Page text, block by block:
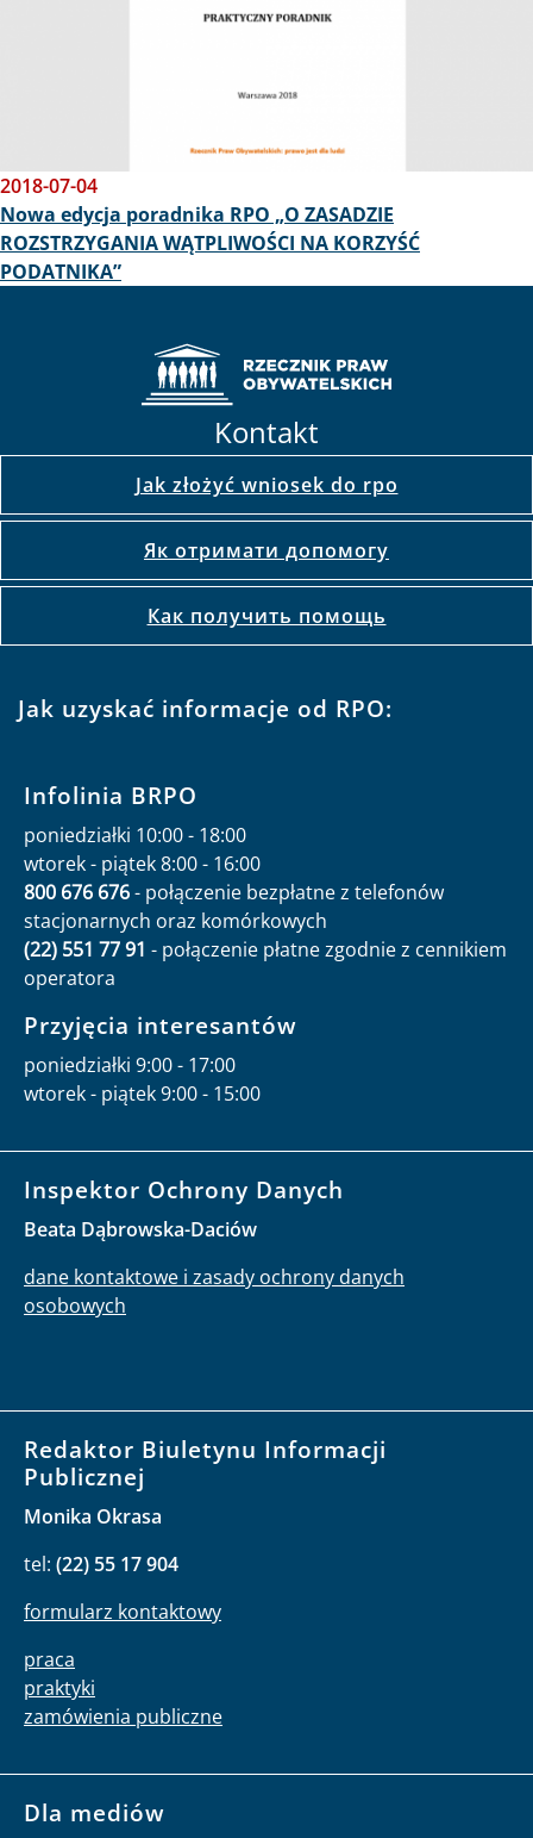
2018-07-04
Nowa edycja poradnika RPO „O ZASADZIE
ROZSTRZYGANIA WĄTPLIWOŚCI NA KORZYŚĆ
PODATNIKA”
Kontakt
Jak złożyć wniosek do rpo
Як отримати допомогу
Как получить помощь
Jak uzyskać informacje od RPO:
Infolinia BRPO
poniedziałki 10:00 - 18:00
wtorek - piątek 8:00 - 16:00
800 676 676- połączenie bezpłatne z telefonów
stacjonarnych oraz komórkowych
(22) 551 77 91 - połączenie płatne zgodnie z cennikiem
operatora
Przyjęcia interesantów
poniedziałki 9:00 - 17:00
wtorek - piątek 9:00 - 15:00
Inspektor Ochrony Danych
Beata Dąbrowska-Daciów
dane kontaktowe i zasady ochrony danych
osobowych
Redaktor Biuletynu Informacji
Publicznej
Monika Okrasa
tel: (22) 55 17 904
formularz kontaktowy
praca
praktyki
zamówienia publiczne
Dla mediów